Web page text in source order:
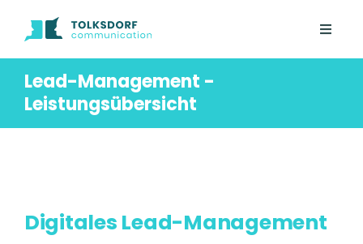
Lead-Management -
Leistungsübersicht
Digitales Lead-Management